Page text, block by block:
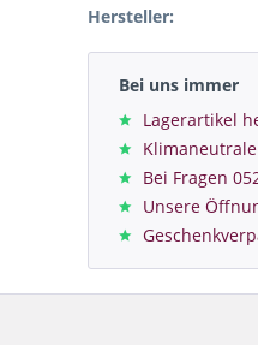
Hersteller:
Bei uns immer
Lagerartikel
Bei Fragen
Unsere